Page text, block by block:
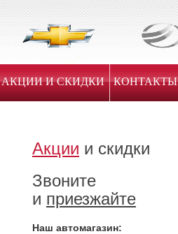
АКЦИИ И СКИДКИ КОНТАКТЫ
Акции и скидки
Звоните
и приезжайте
Наш автомагазин: